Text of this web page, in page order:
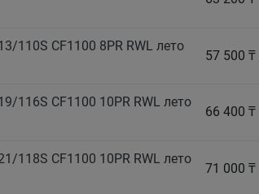
110S CF1100 8PR RWL лето
57 500 ₸
116S CF1100 10PR RWL лето
66 400 ₸
118S CF1100 10PR RWL лето
71 000 ₸